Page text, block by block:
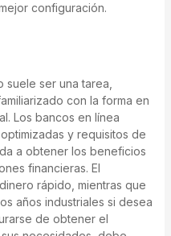
configuración.
ser una tarea,
con la forma en
Los bancos en línea
y requisitos de
a obtener los beneficios
financieras. El
rápido, mientras que
años industriales si desea
de obtener el